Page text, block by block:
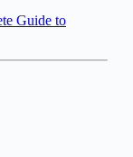
Guide to